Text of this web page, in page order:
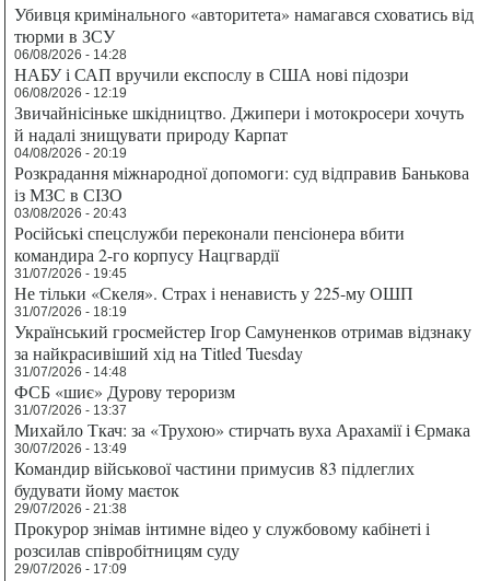
Убивця кримінального «авторитета» намагався сховатись від
тюрми в ЗСУ
06/08/2026 - 14:28
НАБУ і САП вручили експослу в США нові підозри
06/08/2026 - 12:19
Звичайнісіньке шкідництво. Джипери і мотокросери хочуть
й надалі знищувати природу Карпат
04/08/2026 - 20:19
Розкрадання міжнародної допомоги: суд відправив Банькова
із МЗС в СІЗО
03/08/2026 - 20:43
Російські спецслужби переконали пенсіонера вбити
командира 2-го корпусу Нацгвардії
31/07/2026 - 19:45
Не тільки «Скеля». Страх і ненависть у 225-му ОШП
31/07/2026 - 18:19
Український гросмейстер Ігор Самуненков отримав відзнаку
за найкрасивіший хід на Titled Tuesday
31/07/2026 - 14:48
ФСБ «шиє» Дурову тероризм
31/07/2026 - 13:37
Михайло Ткач: за «Трухою» стирчать вуха Арахамії і Єрмака
30/07/2026 - 13:49
Командир військової частини примусив 83 підлеглих
будувати йому маєток
29/07/2026 - 21:38
Прокурор знімав інтимне відео у службовому кабінеті і
розсилав співробітницям суду
29/07/2026 - 17:09